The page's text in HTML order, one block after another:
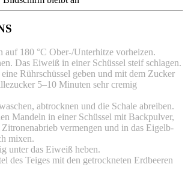
auf 180 °C Ober-/Unterhitze vorheizen.
Das Eiweiß in einer Schüssel steif schlagen.
Rührschüssel geben und mit dem Zucker
5–10 Minuten sehr cremig
abtrocknen und die Schale abreiben.
Mandeln in einer Schüssel mit Backpulver,
Zitronenabrieb vermengen und in das Eigelb-
mixen.
unter das Eiweiß heben.
des Teiges mit den getrockneten Erdbeeren